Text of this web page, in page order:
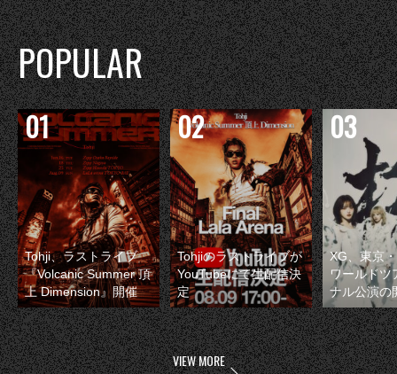
POPULAR
Tohji、ラストライブ
『Volcanic Summer 頂
上 Dimension』開催
Tohjiのラストライブが
YouTubeにて生配信決
定
XG、東京
ワールドツ
ナル公演の
VIEW MORE